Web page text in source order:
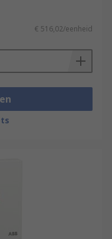
€ 516,02/eenheid